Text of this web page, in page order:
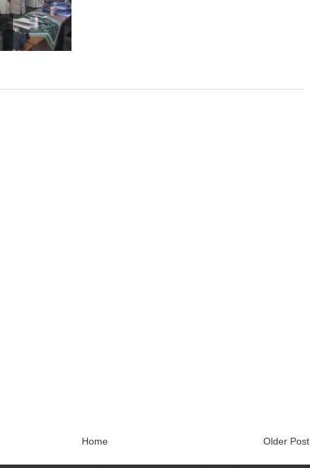
Older Post
Home